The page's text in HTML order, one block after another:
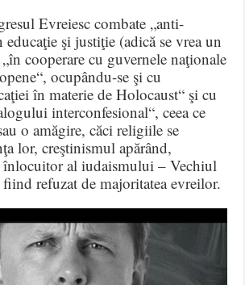
Evreiesc combate „anti-
şi justiţie (adică se vrea un
cooperare cu guvernele naţionale
ocupându-se şi cu
în materie de Holocaust“ şi cu
interconfesional“, ceea ce
o amăgire, căci religiile se
lor, creştinismul apărând,
înlocuitor al iudaismului – Vechiul
refuzat de majoritatea evreilor.